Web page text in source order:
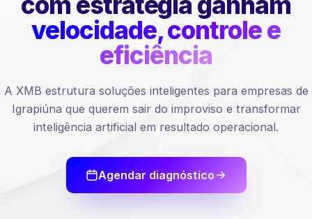
velocidade, controle e
eficiência
A XMB estrutura soluções inteligentes para empresas de
Igrapiúna que querem sair do improviso e transformar
inteligência artificial em resultado operacional.
Agendar diagnóstico